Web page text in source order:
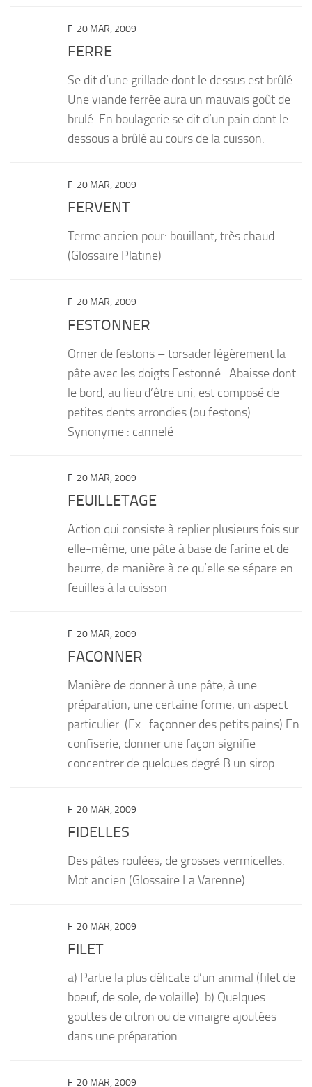
F 20 MAR, 2009
FERRE
Se dit d’une grillade dont le dessus est brûlé.
Une viande ferrée aura un mauvais goût de
brulé. En boulagerie se dit d’un pain dont le
dessous a brûlé au cours de la cuisson.
F 20 MAR, 2009
FERVENT
Terme ancien pour: bouillant, très chaud.
(Glossaire Platine)
F 20 MAR, 2009
FESTONNER
Orner de festons – torsader légèrement la
pâte avec les doigts Festonné : Abaisse dont
le bord, au lieu d’être uni, est composé de
petites dents arrondies (ou festons).
Synonyme : cannelé
F 20 MAR, 2009
FEUILLETAGE
Action qui consiste à replier plusieurs fois sur
elle-même, une pâte à base de farine et de
beurre, de manière à ce qu’elle se sépare en
feuilles à la cuisson
F 20 MAR, 2009
FACONNER
Manière de donner à une pâte, à une
préparation, une certaine forme, un aspect
particulier. (Ex : façonner des petits pains) En
confiserie, donner une façon signifie
concentrer de quelques degré B un sirop...
F 20 MAR, 2009
FIDELLES
Des pâtes roulées, de grosses vermicelles.
Mot ancien (Glossaire La Varenne)
F 20 MAR, 2009
FILET
a) Partie la plus délicate d’un animal (filet de
boeuf, de sole, de volaille). b) Quelques
gouttes de citron ou de vinaigre ajoutées
dans une préparation.
F 20 MAR, 2009